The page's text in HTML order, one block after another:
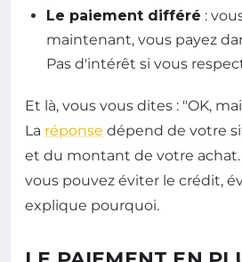
Le paiement différé :
maintenant, vous payez
Pas d'intérêt si vous
Et là, vous vous dites : "OK,
La réponse dépend de votre
et du montant de votre
vous pouvez éviter le crédit,
explique pourquoi.